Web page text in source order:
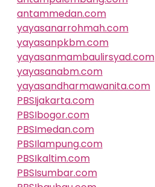
antammedan.com
yayasanarrohmah.com
yayasanpkbm.com
yayasanmambaulirsyad.com
yayasanabm.com
yayasandharmawanita.com
PBSIjakarta.com
PBSIbogor.com
PBSImedan.com
PBSIlampung.com
PBSIkaltim.com
PBSIsumbar.com